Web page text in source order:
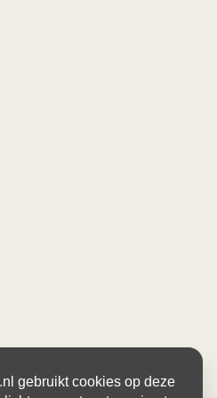
gebruikt cookies op deze